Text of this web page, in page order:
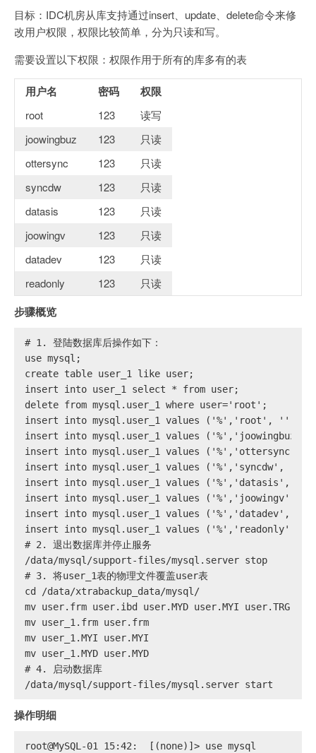
目标：IDC机房从库支持通过insert、update、delete命令来修
改用户权限，权限比较简单，分为只读和写。
需要设置以下权限：权限作用于所有的库多有的表
用户名 密码 权限
root 123
读写
joowingbuz
123
只读
ottersync
123
只读
syncdw
123
只读
datasis
123
只读
joowingv
123
只读
datadev
123
只读
readonly
123 只读
步骤概览
# 1. 登陆数据库后操作如下：
use mysql;
create table user_1 like user;
insert into user_1 select * from user;
delete from mysql.user_1 where user='root';
insert into mysql.user_1 values
insert into mysql.user_1 values
insert into mysql.user_1 values
insert into mysql.user_1 values
insert into mysql.user_1 values
insert into mysql.user_1 values
insert into mysql.user_1 values
insert into mysql.user_1 values
# 2. 退出数据库并停止服务
/data/mysql/support-files/mysql.server stop
# 3. 将user_1表的物理文件覆盖user表
cd /data/xtrabackup_data/mysql/
mv user.frm user.ibd user.MYD user.MYI user.TRG /
mv user_1.frm user.frm
mv user_1.MYI user.MYI
mv user_1.MYD user.MYD
# 4. 启动数据库
/data/mysql/support-files/mysql.server start
操作明细
root@MySQL-01 15:42:  [(none)]> use mysql